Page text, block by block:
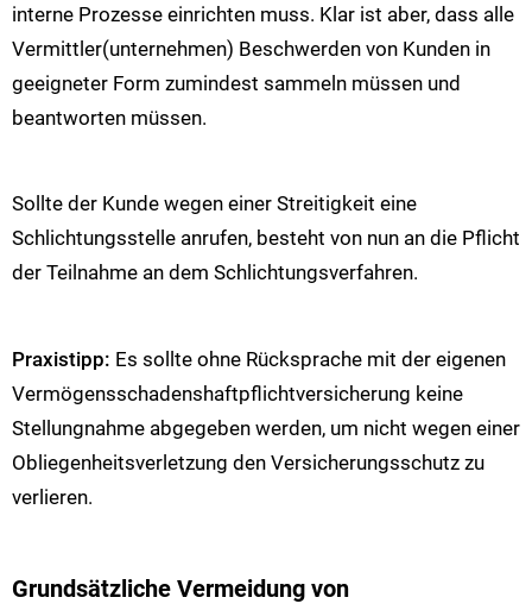
interne Prozesse einrichten muss. Klar ist aber, dass alle
Vermittler(unternehmen) Beschwerden von Kunden in
geeigneter Form zumindest sammeln müssen und
beantworten müssen.
Sollte der Kunde wegen einer Streitigkeit eine
Schlichtungsstelle anrufen, besteht von nun an die Pflicht
der Teilnahme an dem Schlichtungsverfahren.
Praxistipp: Es sollte ohne Rücksprache mit der eigenen
Vermögensschadenshaftpflichtversicherung keine
Stellungnahme abgegeben werden, um nicht wegen einer
Obliegenheitsverletzung den Versicherungsschutz zu
verlieren.
Grundsätzliche Vermeidung von